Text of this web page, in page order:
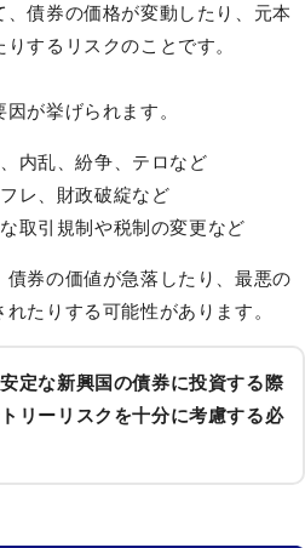
債券の価格が変動したり、元本
するリスクのことです。
が挙げられます。
内乱、紛争、テロなど
レ、財政破綻など
な取引規制や税制の変更など
債券の価値が急落したり、最悪の
たりする可能性があります。
定な新興国の債券に投資する際
リーリスクを十分に考慮する必